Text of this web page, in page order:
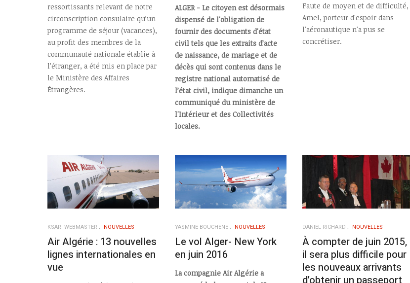
ressortissants relevant de notre
circonscription consulaire qu’un
programme de séjour (vacances),
au profit des membres de la
communauté nationale établie à
l’étranger, a été mis en place par
le Ministère des Affaires
Étrangères.
ALGER - Le citoyen est désormais
dispensé de l'obligation de
fournir des documents d'état
civil tels que les extraits d’acte
de naissance, de mariage et de
décès qui sont contenus dans le
registre national automatisé de
l’état civil, indique dimanche un
communiqué du ministère de
l'Intérieur et des Collectivités
locales.
Faute de moyen et de difficulté,
Amel, porteur d'espoir dans
l'aéronautique n'a pus se
concrétiser.
KSARI WEBMASTER NOUVELLES
Air Algérie : 13 nouvelles
lignes internationales en
vue
YASMINE BOUCHENE NOUVELLES
Le vol Alger- New York
en juin 2016
La compagnie Air Algérie a
DANIEL RICHARD NOUVELLES
À compter de juin 2015,
il sera plus difficile pour
les nouveaux arrivants